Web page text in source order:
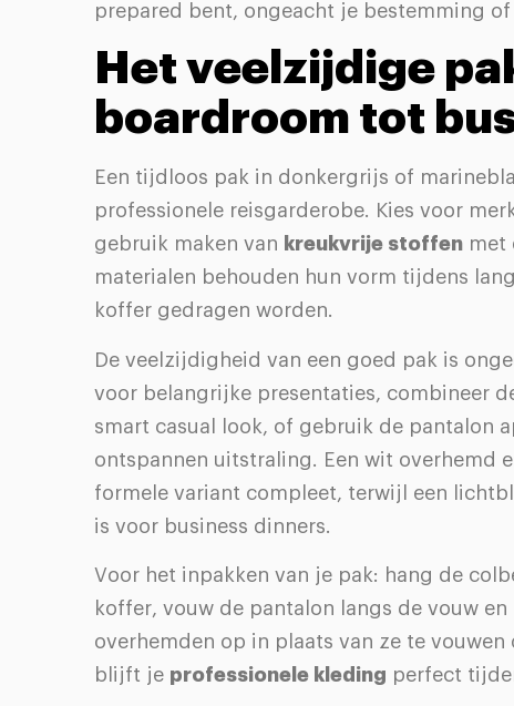
prepared bent, ongeacht je bestemming of
Het veelzijdige
boardroom tot
Een tijdloos pak in donkergrijs of
professionele reisgarderobe. Kies voor
gebruik maken van kreukvrije stoffen met
materialen behouden hun vorm tijdens
koffer gedragen worden.
De veelzijdigheid van een goed pak is
voor belangrijke presentaties, combineer
smart casual look, of gebruik de pantalon
ontspannen uitstraling. Een wit overhemd
formele variant compleet, terwijl een
is voor business dinners.
Voor het inpakken van je pak: hang de
koffer, vouw de pantalon langs de vouw en
overhemden op in plaats van ze te
blijft je professionele kleding perfect